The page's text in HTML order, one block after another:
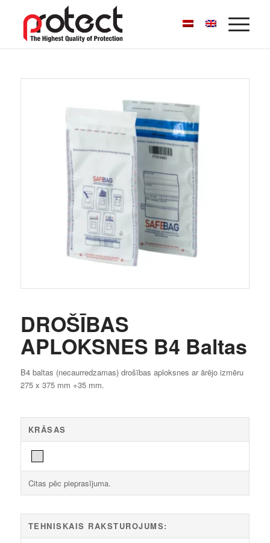
DROŠĪBAS
APLOKSNES B4 Baltas
B4 baltas (necaurredzamas) drošības aploksnes ar ārējo izmēru
275 x 375 mm +35 mm.
KRĀSAS
Citas pēc pieprasījuma.
TEHNISKAIS RAKSTUROJUMS: